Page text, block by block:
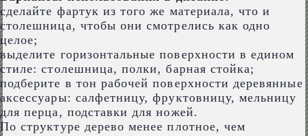
сделайте фартук из того же материала, что и
столешница, чтобы они смотрелись как одно
целое;
выделите горизонтальные поверхности в едином
стиле: столешница, полки, барная стойка;
подберите в тон рабочей поверхности деревянные
аксессуары: салфетницу, фруктовницу, мельницу
для перца, подставки для ножей.
По структуре дерево менее плотное, чем